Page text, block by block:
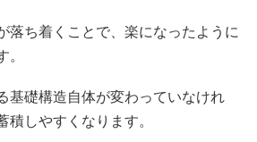
落ち着くことで、楽になったように
。
基礎構造自体が変わっていなけれ
積しやすくなります。